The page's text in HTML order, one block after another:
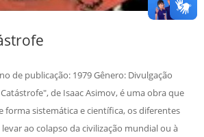
de publicação: 1979 Gênero: Divulgação
de Isaac Asimov, é uma obra que
forma sistemática e científica, os diferentes
ao colapso da civilização mundial ou à